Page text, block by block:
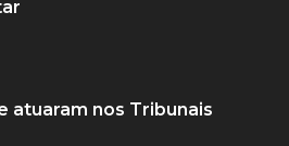
atuaram nos Tribunais